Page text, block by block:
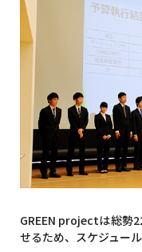
GREEN projectは総勢
せるため、スケジュー